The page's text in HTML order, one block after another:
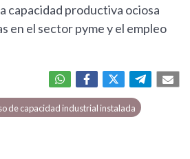
capacidad productiva ociosa
en el sector pyme y el empleo
de capacidad industrial instalada